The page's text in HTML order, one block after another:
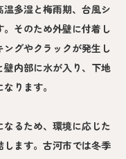
多湿と梅雨期、台風シ
そのため外壁に付着し
グやクラックが発生し
内部に水が入り、下地
ります。
るため、環境に応じた
ます。古河市では冬季